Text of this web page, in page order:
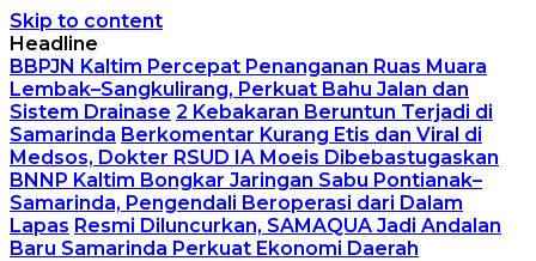
Skip to content
Headline
BBPJN Kaltim Percepat Penanganan Ruas Muara
Lembak–Sangkulirang, Perkuat Bahu Jalan dan
Sistem Drainase 2 Kebakaran Beruntun Terjadi di
Samarinda Berkomentar Kurang Etis dan Viral di
Medsos, Dokter RSUD IA Moeis Dibebastugaskan
BNNP Kaltim Bongkar Jaringan Sabu Pontianak–
Samarinda, Pengendali Beroperasi dari Dalam
Lapas Resmi Diluncurkan, SAMAQUA Jadi Andalan
Baru Samarinda Perkuat Ekonomi Daerah